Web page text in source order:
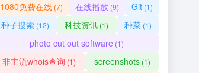
1080免费在线(7) 在线播放(9) Git (1)
种子搜索 (12) 科技资讯 (1) 种菜(1)
photo cut out software (1)
非主流whois查询 (1) screenshots(1)